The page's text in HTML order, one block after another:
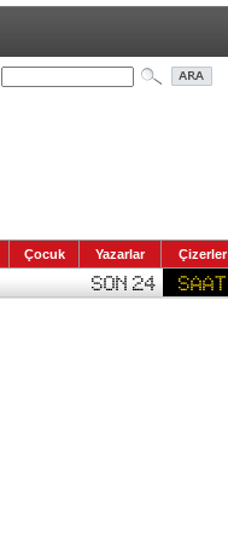
Çocuk Yazarlar
Çizerler